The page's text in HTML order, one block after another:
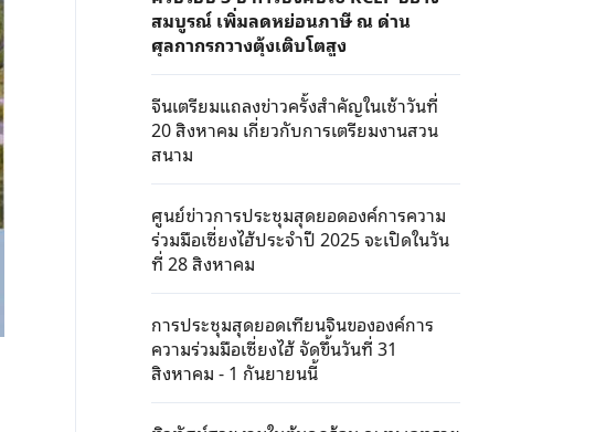
สมบูรณ์ เพิ่มลดหย่อนภาษี ณ ด่าน
ศุลกากรกวางตุ้งเติบโตสูง
จีนเตรียมแถลงข่าวครั้งสำคัญในเช้าวันที่
20 สิงหาคม เกี่ยวกับการเตรียมงานสวน
สนาม
ศูนย์ข่าวการประชุมสุดยอดองค์การความ
ร่วมมือเซี่ยงไฮ้ประจำปี 2025 จะเปิดในวัน
ที่ 28 สิงหาคม
การประชุมสุดยอดเทียนจินขององค์การ
ความร่วมมือเซี่ยงไฮ้ จัดขึ้นวันที่ 31
สิงหาคม - 1 กันยายนนี้